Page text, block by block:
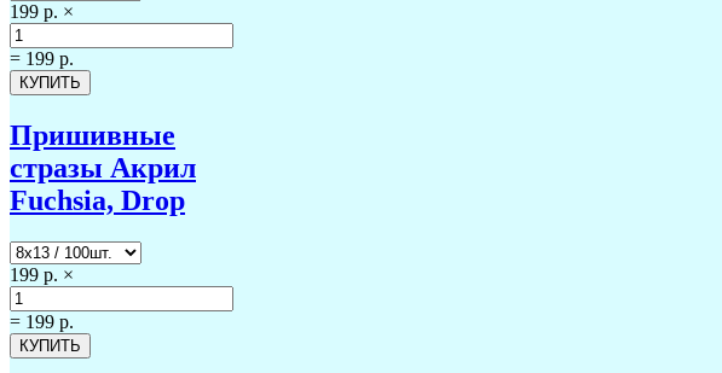
199 р. ×
= 199 р.
Пришивные
стразы Акрил
Fuchsia, Drop
199 р. ×
= 199 р.